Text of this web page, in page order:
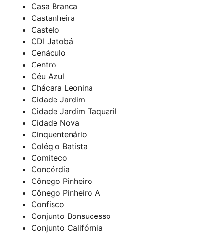
Casa Branca
Castanheira
Castelo
CDI Jatobá
Cenáculo
Centro
Céu Azul
Chácara Leonina
Cidade Jardim
Cidade Jardim Taquaril
Cidade Nova
Cinquentenário
Colégio Batista
Comiteco
Concórdia
Cônego Pinheiro
Cônego Pinheiro A
Confisco
Conjunto Bonsucesso
Conjunto Califórnia